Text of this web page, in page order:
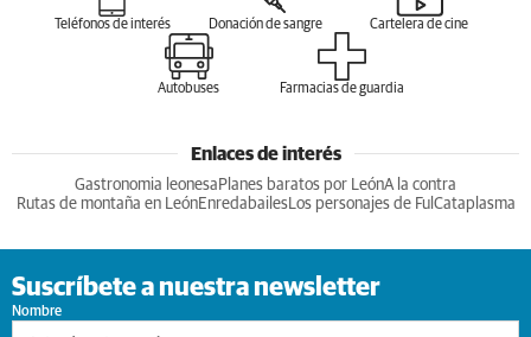
Teléfonos de interés Donación de sangre Cartelera de cine
Autobuses Farmacias de guardia
Enlaces de interés
Gastronomia leonesa Planes baratos por LeónA la contra
Rutas de montaña en LeónEnredabailesLos personajes de Ful Cataplasma
Suscríbete a nuestra newsletter
Nombre